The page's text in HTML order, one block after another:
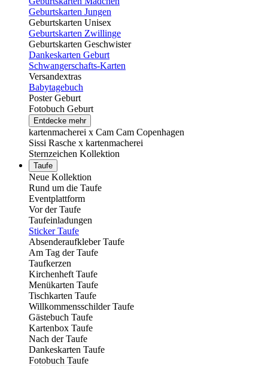
Geburtskarten Jungen
Geburtskarten Unisex
Geburtskarten Zwillinge
Geburtskarten Geschwister
Dankeskarten Geburt
Schwangerschafts-Karten
Versandextras
Babytagebuch
Poster Geburt
Fotobuch Geburt
Entdecke mehr
kartenmacherei x Cam Cam Copenhagen
Sissi Rasche x kartenmacherei
Sternzeichen Kollektion
Taufe
Neue Kollektion
Rund um die Taufe
Eventplattform
Vor der Taufe
Taufeinladungen
Sticker Taufe
Absenderaufkleber Taufe
Am Tag der Taufe
Taufkerzen
Kirchenheft Taufe
Menükarten Taufe
Tischkarten Taufe
Willkommensschilder Taufe
Gästebuch Taufe
Kartenbox Taufe
Nach der Taufe
Dankeskarten Taufe
Fotobuch Taufe